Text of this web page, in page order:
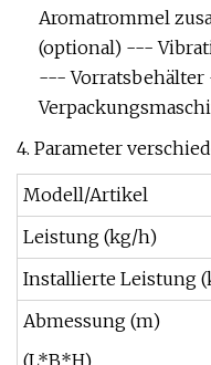
Aromatrommel
(optional) ---
---
4. Parameter
Modell/Artikel
Leistung (kg/h)
Installierte Leistung
Abmessung (m)
(L*B*H)